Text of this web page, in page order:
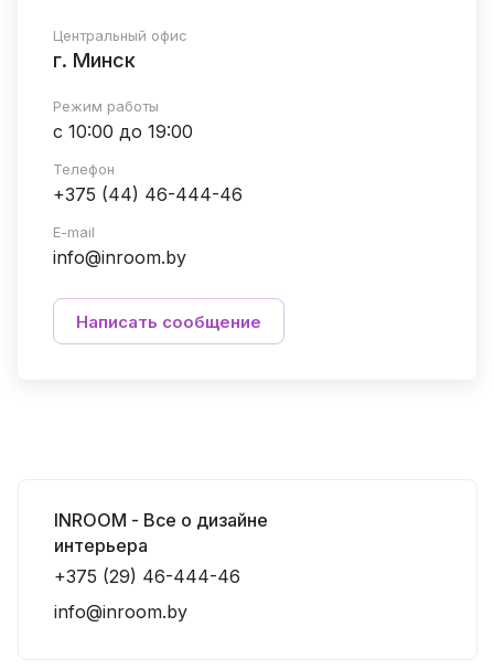
INROOM - Все о дизайне
интерьера
+375 (29) 46-444-46
info@inroom.by
Центральный офис
г. Минск
Режим работы
с 10:00 до 19:00
Телефон
+375 (44) 46-444-46
E-mail
info@inroom.by
Написать сообщение